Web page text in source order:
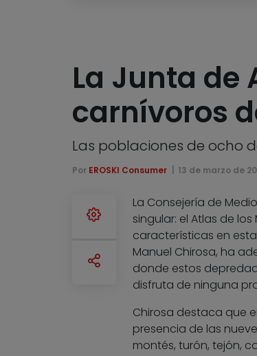
La Junta
carnívoros
Las poblaciones de ocho
Por EROSKI Consumer 13 de marzo de
La Consejería de
singular: el Atlas de
características en
Manuel Chirosa, ha
donde estos
disfruta de ninguna
Chirosa destaca que
presencia de las
montés, turón, tejón,